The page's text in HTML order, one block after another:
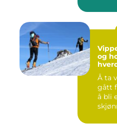
Vipper ski
og
Å ta
gått
å bli